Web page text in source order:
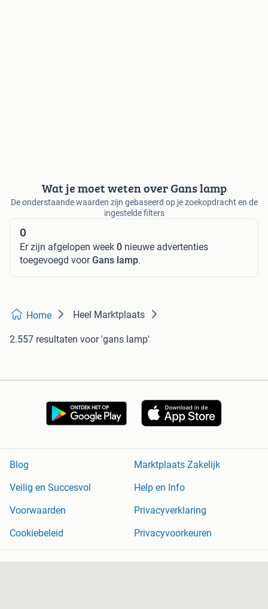
Wat je moet weten over Gans lamp
De onderstaande waarden zijn gebaseerd op je zoekopdracht en de
ingestelde filters
0
Er zijn afgelopen week 0 nieuwe advertenties
toegevoegd voorGans lamp.
Home Heel Marktplaats
2.557 resultaten voor 'gans lamp'
Blog
Marktplaats Zakelijk
Veilig en Succesvol
Help en Info
Voorwaarden
Privacyverklaring
Cookiebeleid
Privacyvoorkeuren